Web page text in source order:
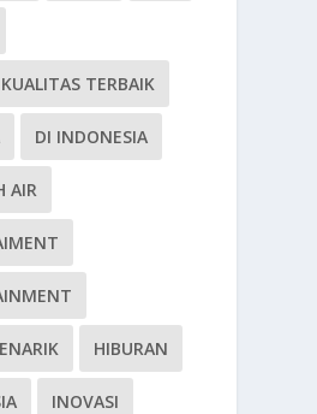
TERBAIK
DI INDONESIA
AIR
HIBURAN
INOVASI